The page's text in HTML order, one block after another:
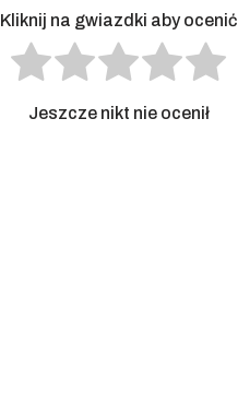
Kliknij na gwiazdki aby ocenić
Jeszcze nikt nie ocenił